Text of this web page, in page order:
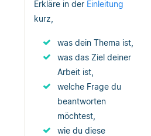
Erkläre in der Einleitung
kurz,
was dein Thema ist,
was das Ziel deiner
Arbeit ist,
welche Frage du
beantworten
möchtest,
wie du diese